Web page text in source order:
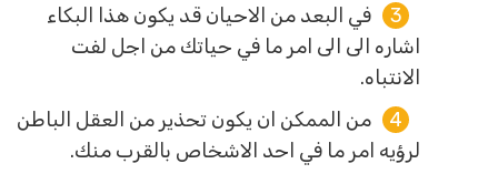
في البعد من الاحيان قد يكون هذا البكاء
اشاره الى الى امر ما في حياتك من اجل لفت
الانتباه.
من الممكن ان يكون تحذير من العقل الباطن
لرؤيه امر ما في احد الاشخاص بالقرب منك.